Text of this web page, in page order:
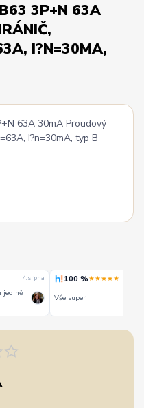
3P+N 63A
I?N=30MA,
4. srpna
jedině
100 %★★★★★
Vše super